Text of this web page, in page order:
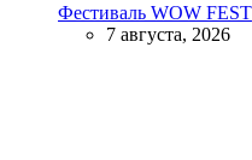
Фестиваль WOW FEST
7 августа, 2026